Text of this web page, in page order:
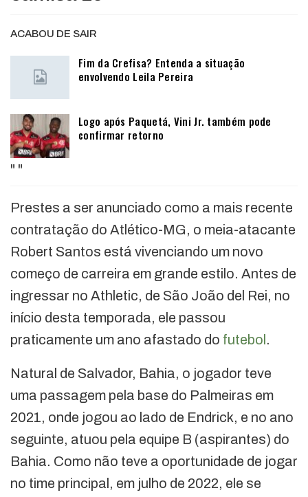
ACABOU DE SAIR
Fim da Crefisa? Entenda a situação
envolvendo Leila Pereira
Logo após Paquetá, Vini Jr. também pode
confirmar retorno
" "
Prestes a ser anunciado como a mais recente
contratação do Atlético-MG, o meia-atacante
Robert Santos está vivenciando um novo
começo de carreira em grande estilo. Antes de
ingressar no Athletic, de São João del Rei, no
início desta temporada, ele passou
praticamente um ano afastado do futebol .
Natural de Salvador, Bahia, o jogador teve
uma passagem pela base do Palmeiras em
2021, onde jogou ao lado de Endrick, e no ano
seguinte, atuou pela equipe B (aspirantes) do
Bahia. Como não teve a oportunidade de jogar
no time principal, em julho de 2022, ele se